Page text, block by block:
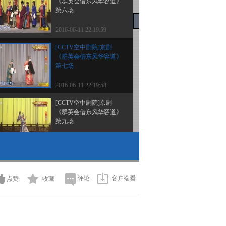
第六场
2016-06-11 22:19:59
[CCTV空中剧院]京剧
《群英会借东风华容道》
第七场
2016-06-11 22:19:58
[CCTV空中剧院]京剧
《群英会借东风华容道》
第九场
第五场
2016-06-11 22:19:56
点赞 收藏 评论 客户端看